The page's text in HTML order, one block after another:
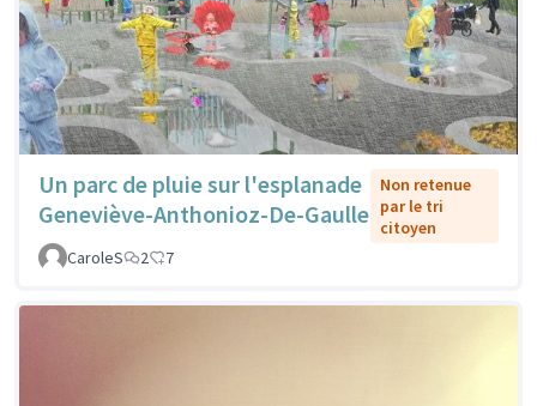
Un parc de pluie sur l'esplanade
Geneviève-Anthonioz-De-Gaulle
Non retenue
par le tri
citoyen
CaroleS
2 7